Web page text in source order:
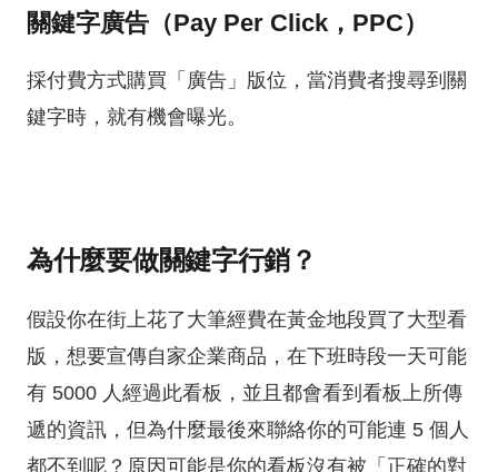
關鍵字廣告（Pay Per Click，PPC）
採付費方式購買「廣告」版位，當消費者搜尋到關
鍵字時，就有機會曝光。
為什麼要做關鍵字行銷？
假設你在街上花了大筆經費在黃金地段買了大型看
版，想要宣傳自家企業商品，在下班時段一天可能
有 5000 人經過此看板，並且都會看到看板上所傳
遞的資訊，但為什麼最後來聯絡你的可能連 5 個人
都不到呢？原因可能是你的看板沒有被「正確的對